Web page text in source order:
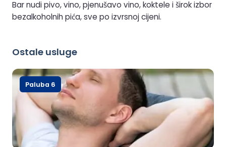
Bar nudi pivo, vino, pjenušavo vino, koktele i širok izbor
bezalkoholnih pića, sve po izvrsnoj cijeni.
Ostale usluge
Paluba 6